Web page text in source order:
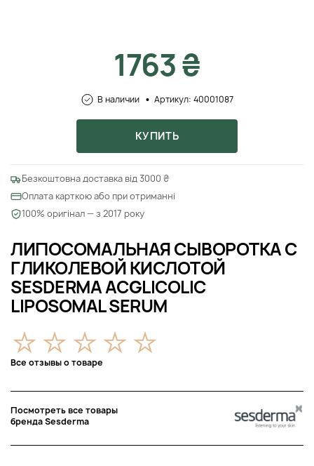
ЛИПОСОМАЛЬНАЯ СЫВОРОТКА С
ГЛИКОЛЕВОЙ КИСЛОТОЙ
SESDERMA ACGLICOLIC
LIPOSOMAL SERUM
Все отзывы о товаре
Посмотреть все товары
бренда Sesderma
1763 ₴
В наличии Артикул: 40001087
КУПИТЬ
Безкоштовна доставка від 3000 ₴
Оплата карткою або при отриманні
100% оригінал — з 2017 року